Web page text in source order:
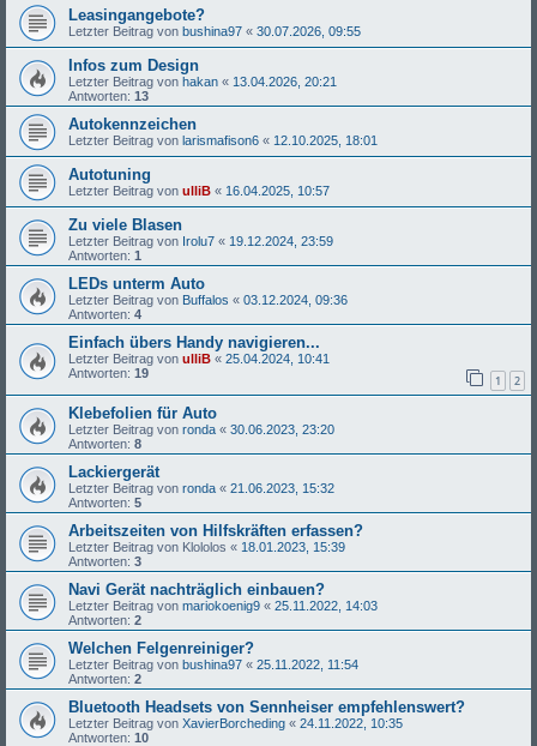
Leasingangebote?
Letzter Beitrag von bushina97 « 30.07.2026, 09:55
Infos zum Design
Letzter Beitrag von hakan « 13.04.2026, 20:21
Antworten: 13
Autokennzeichen
Letzter Beitrag von larismafison6 « 12.10.2025, 18:01
Autotuning
Letzter Beitrag von ulliB « 16.04.2025, 10:57
Zu viele Blasen
Letzter Beitrag von Irolu7 « 19.12.2024, 23:59
Antworten: 1
LEDs unterm Auto
Letzter Beitrag von Buffalos « 03.12.2024, 09:36
Antworten: 4
Einfach übers Handy navigieren...
Letzter Beitrag von ulliB « 25.04.2024, 10:41
Antworten: 19 1 2
Klebefolien für Auto
Letzter Beitrag von ronda « 30.06.2023, 23:20
Antworten: 8
Lackiergerät
Letzter Beitrag von ronda « 21.06.2023, 15:32
Antworten: 5
Arbeitszeiten von Hilfskräften erfassen?
Letzter Beitrag von Klololos « 18.01.2023, 15:39
Antworten: 3
Navi Gerät nachträglich einbauen?
Letzter Beitrag von mariokoenig9 « 25.11.2022, 14:03
Antworten: 2
Welchen Felgenreiniger?
Letzter Beitrag von bushina97 « 25.11.2022, 11:54
Antworten: 2
Bluetooth Headsets von Sennheiser empfehlenswert?
Letzter Beitrag von XavierBorcheding « 24.11.2022, 10:35
Antworten: 10